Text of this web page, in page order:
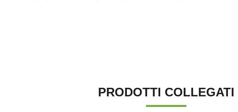
PRODOTTI COLLEGATI